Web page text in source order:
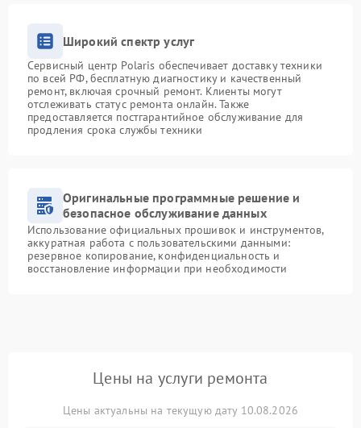
Широкий спектр услуг
Сервисный центр Polaris обеспечивает доставку техники
по всей РФ, бесплатную диагностику и качественный
ремонт, включая срочный ремонт. Клиенты могут
отслеживать статус ремонта онлайн. Также
предоставляется постгарантийное обслуживание для
продления срока службы техники
Оригинальные программные решение и
безопасное обслуживание данных
Использование официальных прошивок и инструментов,
аккуратная работа с пользовательскими данными:
резервное копирование, конфиденциальность и
восстановление информации при необходимости
Цены на услуги ремонта
Цены актуальны на текущую дату 10.08.2026